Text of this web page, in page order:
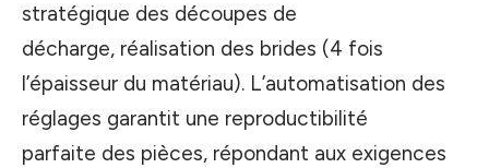
stratégique des découpes de
décharge, réalisation des brides (4 fois
l’épaisseur du matériau). L’automatisation des
réglages garantit une reproductibilité
parfaite des pièces, répondant aux exigences